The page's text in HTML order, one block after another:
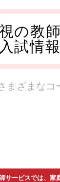
の教
試情
まざまな
サービスでは、